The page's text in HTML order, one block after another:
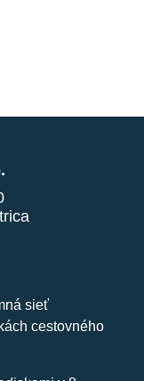
sieť
cestovného